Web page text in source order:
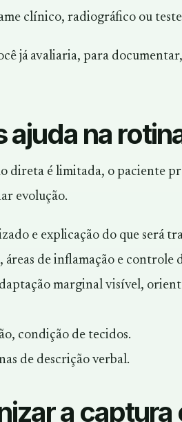
clínico, radiográfico ou
já avaliaria, para
ajuda na
direta é limitada, o paciente
evolução.
e explicação do que será
de inflamação e controle
marginal visível,
condição de tecidos.
de descrição verbal.
a captura